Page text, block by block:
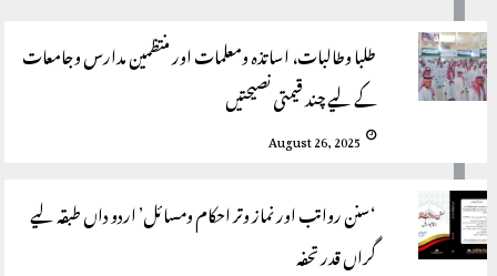
طلبا وطالبات، اساتذہ ومعلمات اور منتظمین مدارس وجامعات
کے لیے چند قیمتی نصیحتیں
August 26, 2025
‘سنن رواتب اور نماز وتر احکام ومسائل’ اردو داں طبقہ لیے
گراں قدر تحفہ